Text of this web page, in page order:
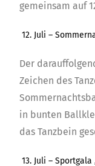
gemeinsam auf
12. Juli –
Der
Zeichen des
in bunten
das Tanzbein
13. Juli –